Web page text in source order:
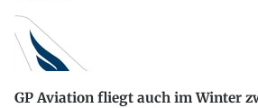
GP Aviation fliegt auch im Winter